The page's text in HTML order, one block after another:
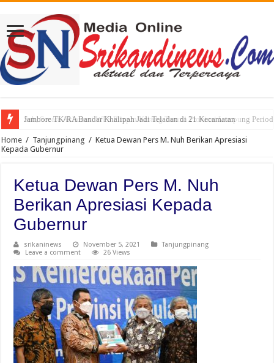
Jambore TK/RA Bandar Khalipah Jadi Teladan di 21 Kecamatan
Sah, Secara Aklamasi WFS Pimpin Karang Taruna Provinsi Lampung
Home / Tanjungpinang / Ketua Dewan Pers M. Nuh Berikan Apresiasi
Kepada Gubernur
Ketua Dewan Pers M. Nuh
Berikan Apresiasi Kepada
Gubernur
srikaninews November 5, 2021
Tanjungpinang
Leave a comment
26 Views